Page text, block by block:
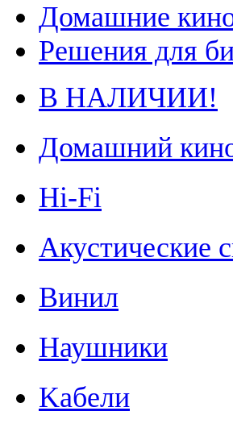
Домашние
Решения для
В НАЛИЧИИ!
Домашний
Hi-Fi
Акустические
Винил
Наушники
Kабели